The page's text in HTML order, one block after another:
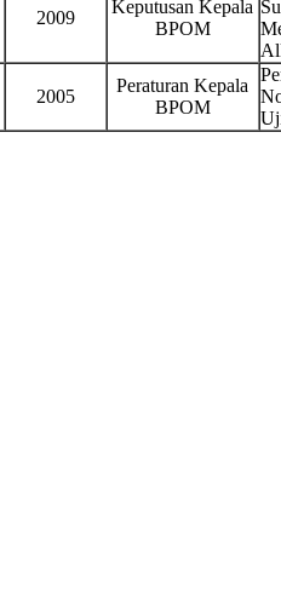
2009
Keputusan Kepala
BPOM
2005
Peraturan Kepala
BPOM